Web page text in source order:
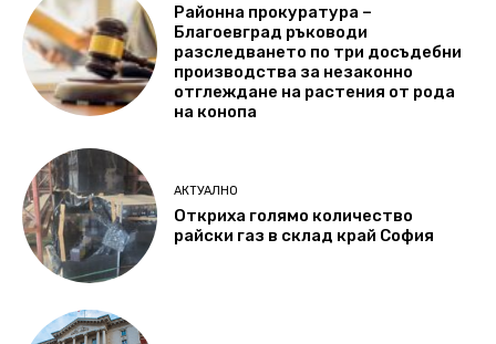
Районна прокуратура –
Благоевград ръководи
разследването по три досъдебни
производства за незаконно
отглеждане на растения от рода
на конопа
АКТУАЛНО
Откриха голямо количество
райски газ в склад край София